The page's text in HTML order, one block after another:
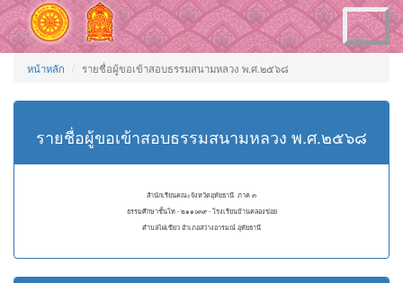
Toggle
navigation
หน้าหลัก รายชื่อผู้ขอเข้าสอบธรรมสนามหลวง พ.ศ.๒๕๖๘
รายชื่อผู้ขอเข้าสอบธรรมสนามหลวง พ.ศ.๒๕๖๘
สำนักเรียนคณะจังหวัดอุทัยธานี ภาค ๓
ธรรมศึกษาชั้นโท - ๒๑๑๐๓๙ - โรงเรียนบ้านคลองข่อย
ตำบลไผ่เขียว อำเภอสว่างอารมณ์ อุทัยธานี